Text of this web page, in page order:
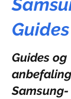
Guides
Guides og
Samsung-